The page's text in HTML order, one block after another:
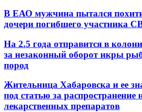
В ЕАО мужчина пытался
дочери погибшего участника
На 2.5 года отправится в
за незаконный оборот икры
пород
Жительница Хабаровска и ее
под статью за распространение
лекарственных препаратов